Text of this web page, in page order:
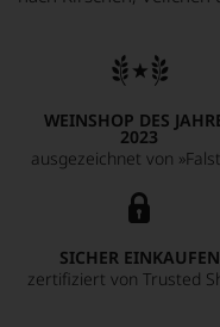
WEINSHOP DES
2023
ausgezeichnet von
SICHER EINKAUFEN
zertifiziert von Trusted